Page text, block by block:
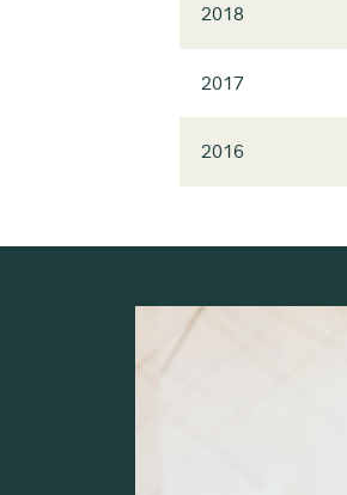
2018
2017
2016